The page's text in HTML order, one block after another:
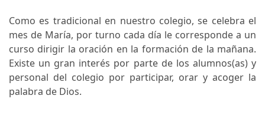
Como es tradicional en nuestro colegio, se celebra el
mes de María, por turno cada día le corresponde a un
curso dirigir la oración en la formación de la mañana.
Existe un gran interés por parte de los alumnos(as) y
personal del colegio por participar, orar y acoger la
palabra de Dios.